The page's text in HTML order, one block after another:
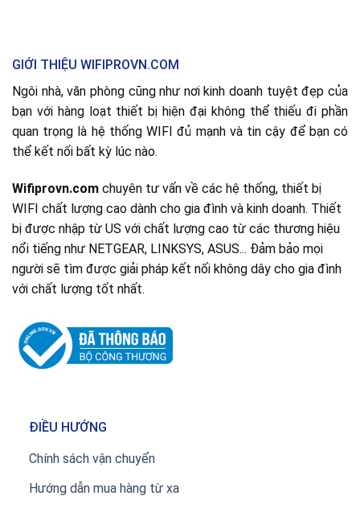
GIỚI THIỆU WIFIPROVN.COM
Ngôi nhà, văn phòng cũng như nơi kinh doanh tuyệt đẹp của
bạn với hàng loạt thiết bị hiện đại không thể thiếu đi phần
quan trọng là hệ thống WIFI đủ mạnh và tin cậy để bạn có
thể kết nối bất kỳ lúc nào.
Wifiprovn.com chuyên tư vấn về các hệ thống, thiết bị
WIFI chất lượng cao dành cho gia đình và kinh doanh. Thiết
bị được nhập từ US với chất lượng cao từ các thương hiệu
nổi tiếng như NETGEAR, LINKSYS, ASUS... Đảm bảo mọi
người sẽ tìm được giải pháp kết nối không dây cho gia đình
với chất lượng tốt nhất.
ĐIỀU HƯỚNG
Chính sách vận chuyển
Hướng dẫn mua hàng từ xa